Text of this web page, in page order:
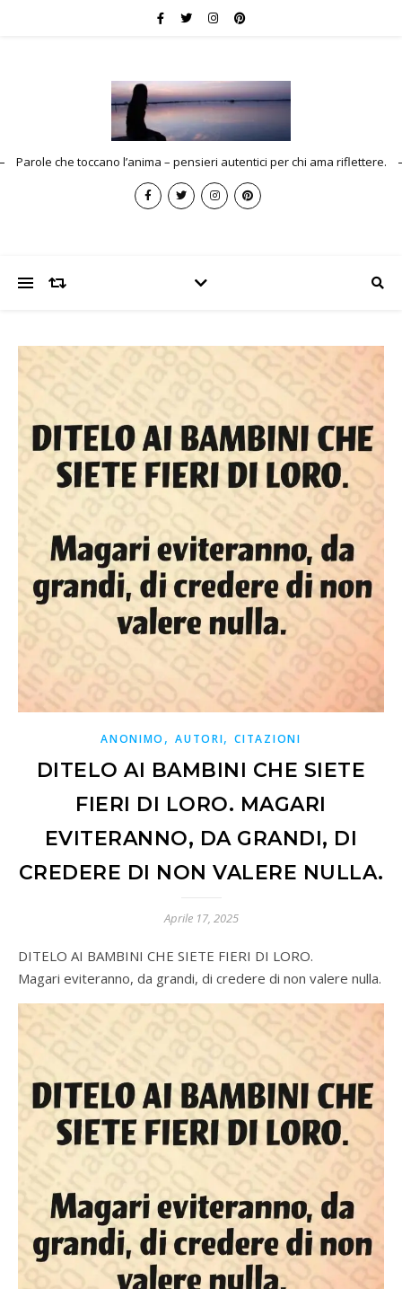
Parole che toccano l’anima – pensieri autentici per chi ama riflettere.
ANONIMO ,AUTORI,CITAZIONI
DITELO AI BAMBINI CHE SIETE
FIERI DI LORO. MAGARI
EVITERANNO, DA GRANDI, DI
CREDERE DI NON VALERE NULLA.
Aprile 17, 2025
DITELO AI BAMBINI CHE SIETE FIERI DI LORO.
Magari eviteranno, da grandi, di credere di non valere nulla.